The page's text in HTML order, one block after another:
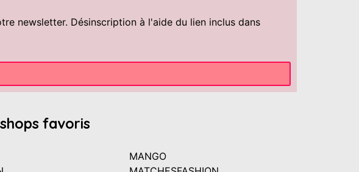
newsletter. Désinscription à l'aide du lien inclus dans
favoris
MANGO